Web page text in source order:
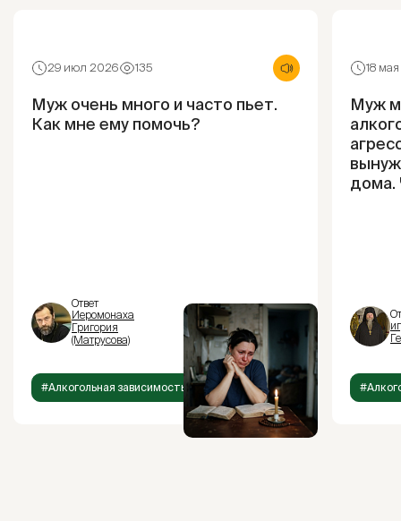
29 июл 2026 135
Муж очень много и часто пьет.
Как мне ему помочь?
Ответ
Иеромонаха
Григория
(Матрусова)
#Алкогольная зависимость
18
Муж
дома.